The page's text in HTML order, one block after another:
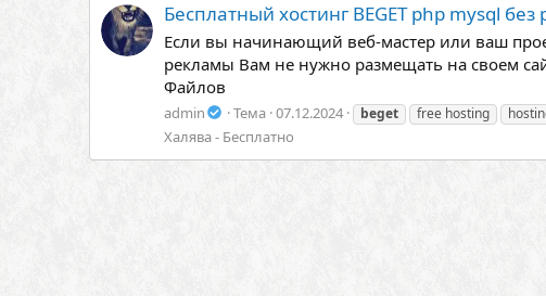
Бесплатный хостинг BEGET php mysql
Если вы начинающий веб-мастер или ваш
рекламы Вам не нужно размещать на своем
Файлов
admin Тема 07.12.2024 beget free hosting
Халява - Бесплатно